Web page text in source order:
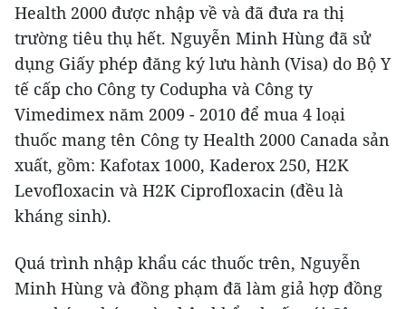
Health 2000 được nhập về và đã đưa ra thị
trường tiêu thụ hết. Nguyễn Minh Hùng đã sử
dụng Giấy phép đăng ký lưu hành (Visa) do Bộ Y
tế cấp cho Công ty Codupha và Công ty
Vimedimex năm 2009 - 2010 để mua 4 loại
thuốc mang tên Công ty Health 2000 Canada sản
xuất, gồm: Kafotax 1000, Kaderox 250, H2K
Levofloxacin và H2K Ciprofloxacin (đều là
kháng sinh).
Quá trình nhập khẩu các thuốc trên, Nguyễn
Minh Hùng và đồng phạm đã làm giả hợp đồng